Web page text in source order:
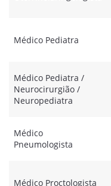
Médico Pediatra
Médico Pediatra /
Neurocirurgião /
Neuropediatra
Médico
Pneumologista
Médico Proctologista